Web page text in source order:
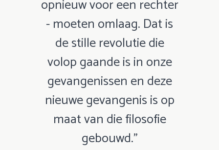
opnieuw voor een rechter
- moeten omlaag. Dat is
de stille revolutie die
volop gaande is in onze
gevangenissen en deze
nieuwe gevangenis is op
maat van die filosofie
gebouwd.”